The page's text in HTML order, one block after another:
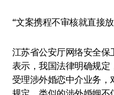
“文案携程不审核就直接
江苏省公安厅网络安全保
表示，我国法律明确规
受理涉外婚恋中介业务